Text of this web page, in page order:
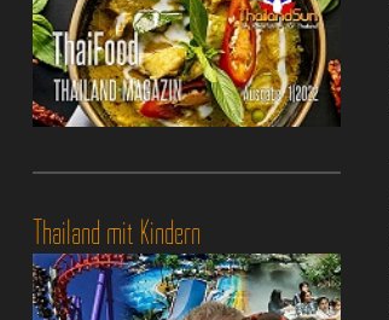
Thailand mit Kindern